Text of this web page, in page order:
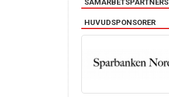
SAMARBETSPARTNERS
HUVUDSPONSORER